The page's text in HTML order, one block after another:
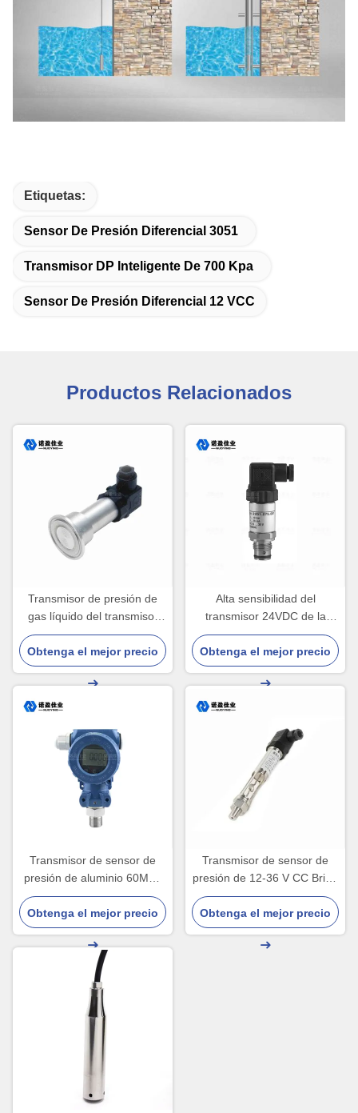
Etiquetas:
Sensor De Presión Diferencial 3051
Transmisor DP Inteligente De 700 Kpa
Sensor De Presión Diferencial 12 VCC
Productos Relacionados
Transmisor de presión de
gas líquido del transmisor
IP65 del sensor de la
presión de NP93420 316L
Obtenga el mejor precio
Alta sensibilidad del
transmisor 24VDC de la
presión diferenciada del
agua del molde
Obtenga el mejor precio
Transmisor de sensor de
presión de aluminio 60MPa
Transmisor de presión
líquida
Obtenga el mejor precio
Transmisor de sensor de
presión de 12-36 V CC Brida
de rosca Sensor de presión
de alta temperatura
Obtenga el mejor precio